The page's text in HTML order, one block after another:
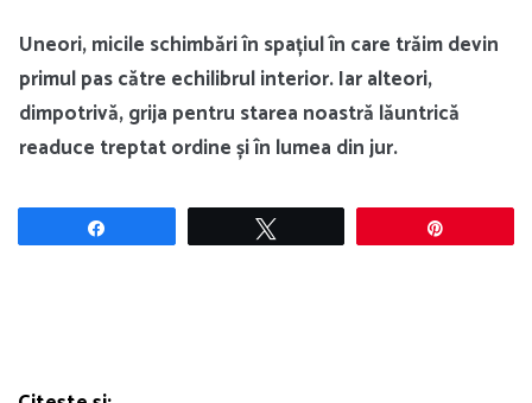
Uneori, micile schimbări în spațiul în care trăim devin
primul pas către echilibrul interior. Iar alteori,
dimpotrivă, grija pentru starea noastră lăuntrică
readuce treptat ordine și în lumea din jur.